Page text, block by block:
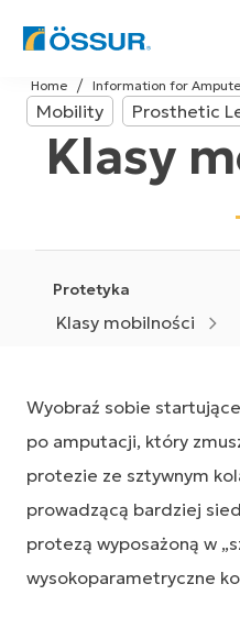
Skip
to
content
Information for
Home
Mobility Prosthetic
Klasy
Protetyka
Klasy mobilności
Wyobraź sobie
po amputacji, który
protezie ze sztywnym
prowadzącą bardziej
protezą wyposażoną w
wysokoparametryczne